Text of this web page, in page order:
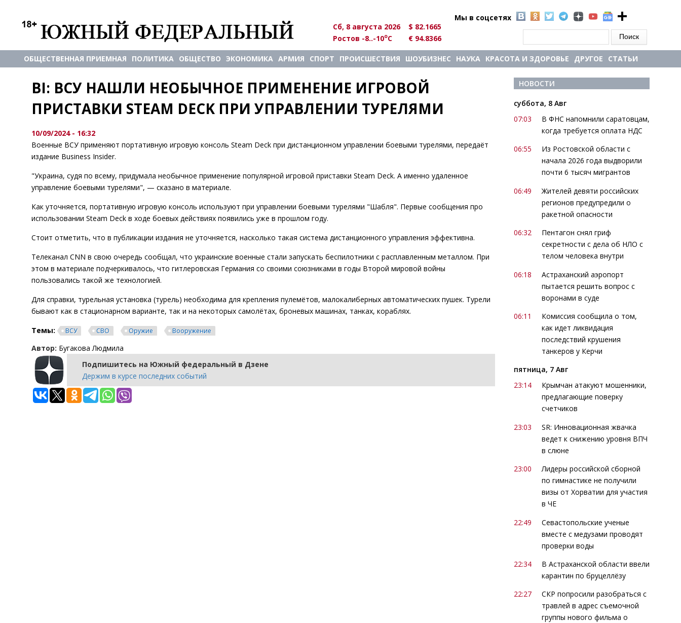
Мы в соцсетях
Сб, 8 августа 2026
$ 82.1665
Ростов -8..-10oC € 94.8366
ОБЩЕСТВЕННАЯ ПРИЕМНАЯ ПОЛИТИКА ОБЩЕСТВО ЭКОНОМИКА АРМИЯ СПОРТ ПРОИСШЕСТВИЯ ШОУБИЗНЕС НАУКА КРАСОТА И ЗДОРОВЬЕ ДРУГОЕ СТАТЬИ
BI: ВСУ НАШЛИ НЕОБЫЧНОЕ ПРИМЕНЕНИЕ ИГРОВОЙ
ПРИСТАВКИ STEAM DECK ПРИ УПРАВЛЕНИИ ТУРЕЛЯМИ
10/09/2024 - 16:32
Военные ВСУ применяют портативную игровую консоль Steam Deck при дистанционном управлении боевыми турелями, передаёт
издание Business Insider.
"Украина, судя по всему, придумала необычное применение популярной игровой приставки Steam Deck. А именно удаленное
управление боевыми турелями", — сказано в материале.
Как уточняется, портативную игровую консоль используют при управлении боевыми турелями "Шабля". Первые сообщения про
использовании Steam Deck в ходе боевых действиях появились уже в прошлом году.
Стоит отметить, что в публикации издания не уточняется, насколько такая система дистанционного управления эффективна.
Телеканал CNN в свою очередь сообщал, что украинские военные стали запускать беспилотники с расплавленным металлом. При
этом в материале подчеркивалось, что гитлеровская Германия со своими союзниками в годы Второй мировой войны
пользовались такой же технологией.
Для справки, турельная установка (турель) необходима для крепления пулемётов, малокалиберных автоматических пушек. Турели
бывают как в стационарном варианте, так и на некоторых самолётах, броневых машинах, танках, кораблях.
Темы:
ВСУ СВО Оружие Вооружение
Автор: Бугакова Людмила
Подпишитесь на Южный федеральный в Дзене
Держим в курсе последних событий
НОВОСТИ
суббота, 8 Авг
07:03
В ФНС напомнили саратовцам,
когда требуется оплата НДС
06:55
Из Ростовской области с
начала 2026 года выдворили
почти 6 тысяч мигрантов
06:49
Жителей девяти российских
регионов предупредили о
ракетной опасности
06:32
Пентагон снял гриф
секретности с дела об НЛО с
телом человека внутри
06:18
Астраханский аэропорт
пытается решить вопрос с
воронами в суде
06:11
Комиссия сообщила о том,
как идет ликвидация
последствий крушения
танкеров у Керчи
пятница, 7 Авг
23:14
Крымчан атакуют мошенники,
предлагающие поверку
счетчиков
23:03
SR: Инновационная жвачка
ведет к снижению уровня ВПЧ
в слюне
23:00
Лидеры российской сборной
по гимнастике не получили
визы от Хорватии для участия
в ЧЕ
22:49
Севастопольские ученые
вместе с медузами проводят
проверки воды
22:34
В Астраханской области ввели
карантин по бруцеллёзу
22:27
СКР попросили разобраться с
травлей в адрес съемочной
группы нового фильма о